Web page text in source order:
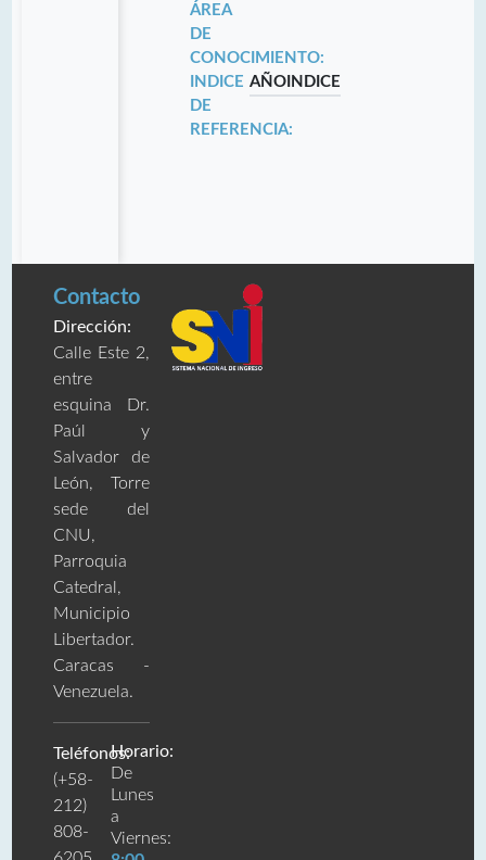
ÁREA
DE
CONOCIMIENTO:
INDICE
DE
REFERENCIA:
AÑO INDICE
Contacto
Dirección:
Calle Este 2,
entre
esquina Dr.
Paúl y
Salvador de
León, Torre
sede del
CNU,
Parroquia
Catedral,
Municipio
Libertador.
Caracas -
Venezuela.
Teléfonos:
(+58-
212)
808-
Horario:
De
Lunes
a
Viernes: